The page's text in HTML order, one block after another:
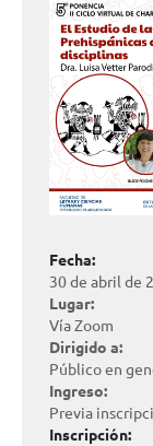
Fecha:
30 de abril de
Lugar:
Vía Zoom
Dirigido a:
Público en
Ingreso:
Previa
Inscripción: